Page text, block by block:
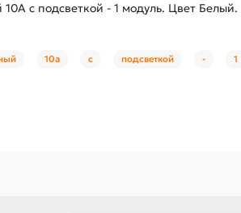
с подсветкой - 1 модуль. Цвет Белый.
10а с подсветкой - 1